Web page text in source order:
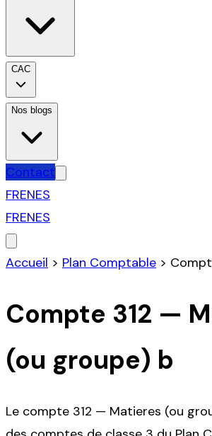
CAC
Nos blogs
Contact
FRENES
FRENES
Accueil > Plan Comptable >
Compte 312 —
(ou groupe) b
Le compte 312 — Matieres (ou